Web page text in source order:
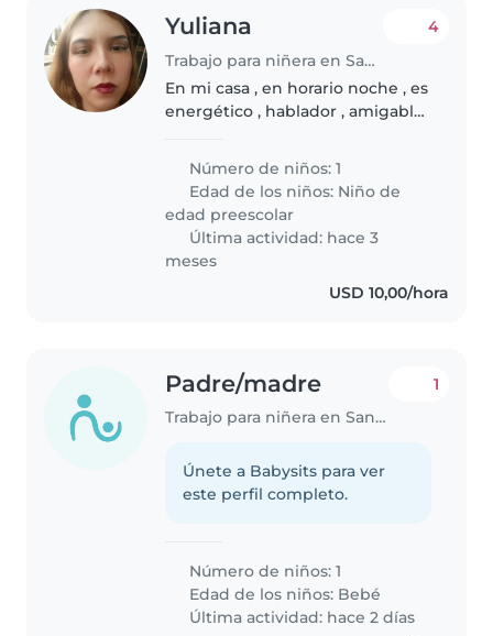
Yuliana
Trabajo para niñera en San Cristóbal
4
En mi casa , en horario noche , es
energético , hablador , amigable
Número de niños: 1
Edad de los niños: Niño de
edad preescolar
Última actividad: hace 3
meses
USD 10,00/hora
Padre/madre
Trabajo para niñera en San Cristóbal
1
Únete a Babysits para ver
este perfil completo.
Número de niños: 1
Edad de los niños: Bebé
Última actividad: hace 2 días